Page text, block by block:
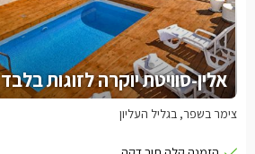
אלין-סוויטת יוקרה לזוגות בלבד
צימר בשפר, בגליל העליון